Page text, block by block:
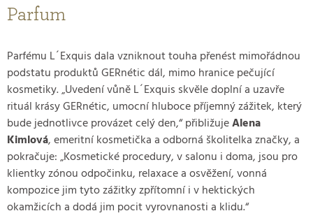
Parfum
Parfému L´Exquis dala vzniknout touha přenést mimořádnou
podstatu produktů GERnétic dál, mimo hranice pečující
kosmetiky. „Uvedení vůně L´Exquis skvěle doplní a uzavře
rituál krásy GERnétic, umocní hluboce příjemný zážitek, který
bude jednotlivce provázet celý den,“ přibližujeAlena
Kimlová, emeritní kosmetička a odborná školitelka značky, a
pokračuje: „Kosmetické procedury, v salonu i doma, jsou pro
klientky zónou odpočinku, relaxace a osvěžení, vonná
kompozice jim tyto zážitky zpřítomní i v hektických
okamžicích a dodá jim pocit vyrovnanosti a klidu.“